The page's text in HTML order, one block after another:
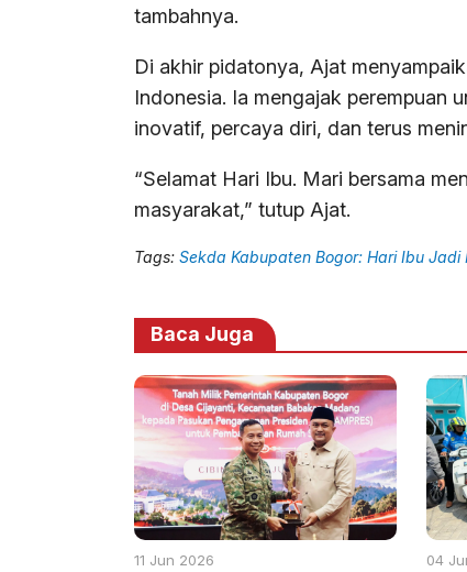
tambahnya.
Di akhir pidatonya, Ajat
Indonesia. Ia mengajak perempuan
inovatif, percaya diri, dan terus
“Selamat Hari Ibu. Mari bersama
masyarakat,” tutup Ajat.
Tags: Sekda Kabupaten Bogor: Hari Ibu
Baca Juga
11 Jun 2026 04